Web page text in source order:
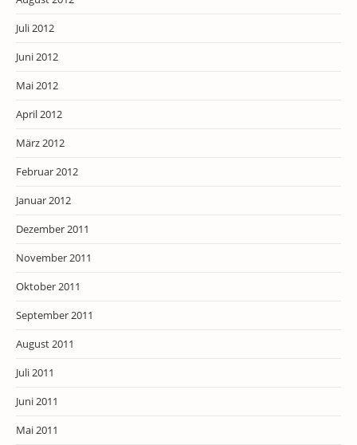
Juli 2012
Juni 2012
Mai 2012
April 2012
März 2012
Februar 2012
Januar 2012
Dezember 2011
November 2011
Oktober 2011
September 2011
August 2011
Juli 2011
Juni 2011
Mai 2011